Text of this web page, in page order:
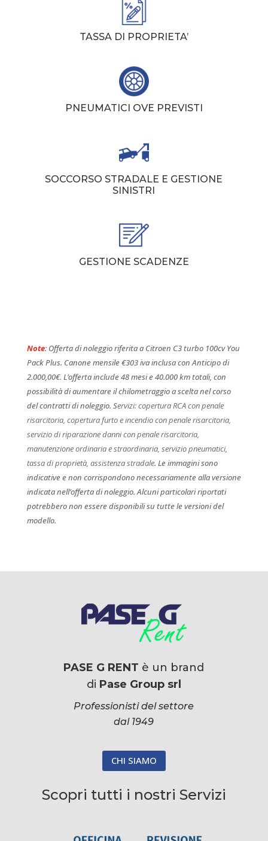
TASSA DI PROPRIETA’
PNEUMATICI OVE PREVISTI
SOCCORSO STRADALE E GESTIONE
SINISTRI
GESTIONE SCADENZE
Note: Offerta di noleggio riferita a Citroen C3 turbo 100cv You
Pack Plus. Canone mensile €303 iva inclusa con Anticipo di
2.000,00€. L’offerta include 48 mesi e 40.000 km totali, con
possibilità di aumentare il chilometraggio a scelta nel corso
del contratti di noleggio. Servizi: copertura RCA con penale
risarcitoria, copertura furto e incendio con penale risarcitoria,
servizio di riparazione danni con penale risarcitoria,
manutenzione ordinaria e straordinaria, servizio pneumatici,
tassa di proprietà, assistenza stradale. Le immagini sono
indicative e non corrispondono necessariamente alla versione
indicata nell’offerta di noleggio. Alcuni particolari riportati
potrebbero non essere disponibili su tutte le versioni del
modello.
PASE G RENT è un brand
di Pase Group srl
Professionisti del settore
dal 1949
CHI SIAMO
Scopri tutti i nostri Servizi